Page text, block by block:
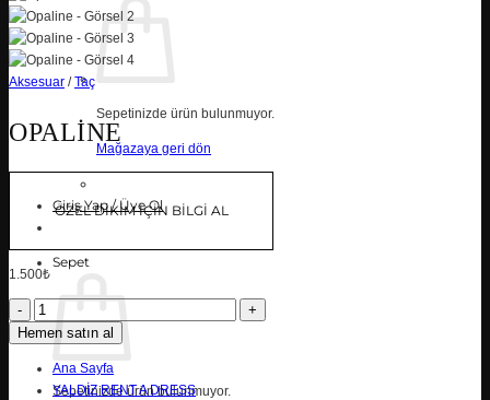
Sepetinizde ürün bulunmuyor.
Mağazaya geri dön
Giriş Yap / Üye Ol
Sepet
Sepetinizde ürün bulunmuyor.
Aksesuar / Taç
OPALINE
ÖZEL DİKİM İÇİN BİLGİ AL
1.500₺
Opaline
adet
Hemen satın al
Ana Sayfa
YALDİZ RENT A DRESS